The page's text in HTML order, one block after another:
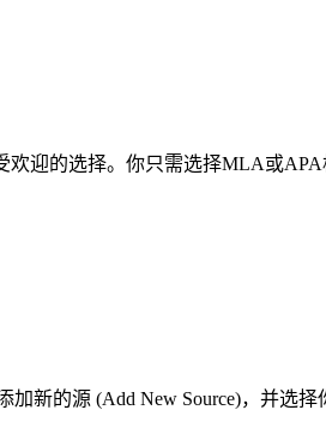
欢迎的选择。你只需选择MLA或APA
加新的源 (Add New Source)，并